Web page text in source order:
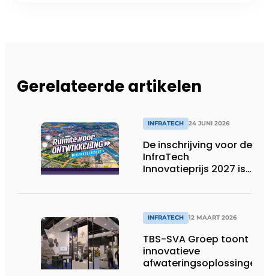
Gerelateerde artikelen
INFRATECH 24 JUNI 2026
De inschrijving voor de
InfraTech
Innovatieprijs 2027 is
INFRATECH 12 MAART 2026
TBS-SVA Groep toont
innovatieve
afwateringsoplossingen